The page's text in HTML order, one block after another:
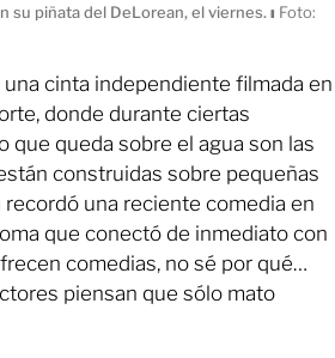
su piñata del DeLorean, el viernes. ı Foto:
cinta independiente filmada en
donde durante ciertas
que queda sobre el agua son las
construidas sobre pequeñas
una reciente comedia en
que conectó de inmediato con
comedias, no sé por qué…
piensan que sólo mato